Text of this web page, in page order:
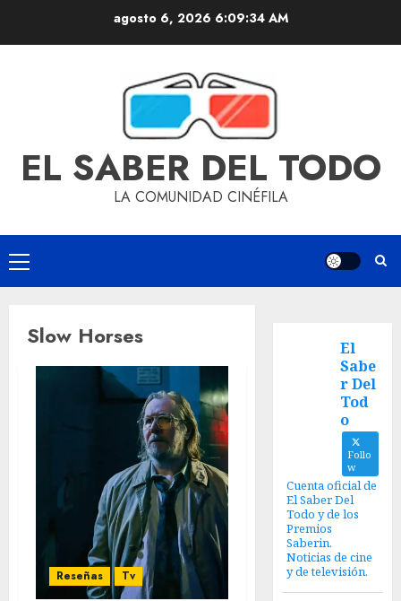
agosto 6, 2026 6:09:34 AM
EL SABER DEL TODO
LA COMUNIDAD CINÉFILA
Slow Horses
Reseñas Tv
El
Sabe
r Del
Tod
o
Follo
w
Cuenta oficial de
El Saber Del
Todo y de los
Premios
Saberin.
Noticias de cine
y de televisión.